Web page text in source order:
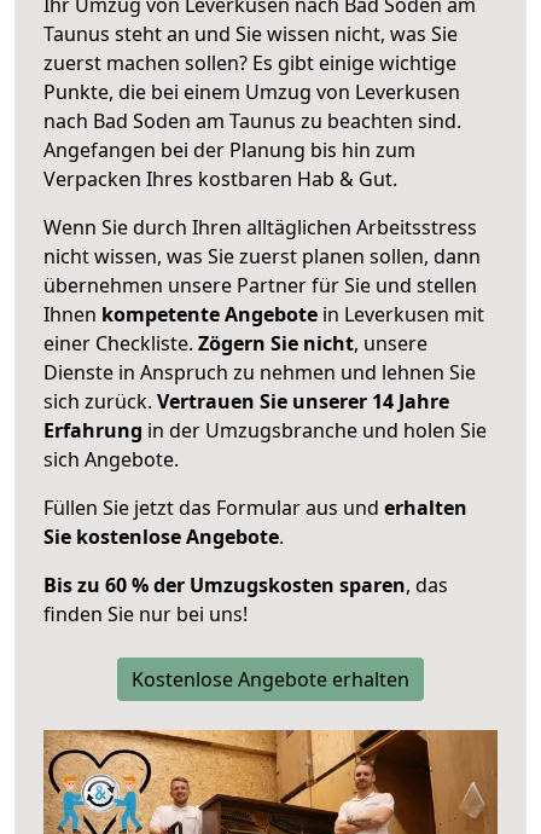
Taunus steht an und Sie wissen nicht, was Sie
zuerst machen sollen? Es gibt einige wichtige
Punkte, die bei einem Umzug von Leverkusen
nach Bad Soden am Taunus zu beachten sind.
Angefangen bei der Planung bis hin zum
Verpacken Ihres kostbaren Hab & Gut.
Wenn Sie durch Ihren alltäglichen Arbeitsstress
nicht wissen, was Sie zuerst planen sollen, dann
übernehmen unsere Partner für Sie und stellen
Ihnen kompetente Angebote in Leverkusen mit
einer Checkliste. Zögern Sie nicht, unsere
Dienste in Anspruch zu nehmen und lehnen Sie
sich zurück. Vertrauen Sie unserer 14 Jahre
Erfahrung in der Umzugsbranche und holen Sie
sich Angebote.
Füllen Sie jetzt das Formular aus und erhalten
Sie kostenlose Angebote.
Bis zu 60 % der Umzugskosten sparen, das
finden Sie nur bei uns!
Kostenlose Angebote erhalten